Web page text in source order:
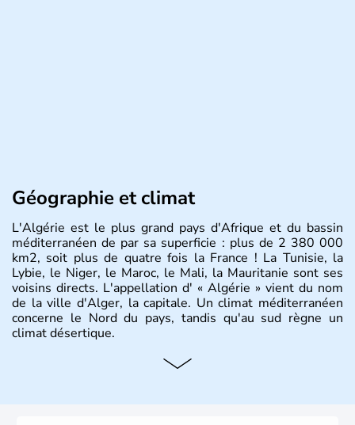
Géographie et climat
L'Algérie est le plus grand pays d'Afrique et du bassin
méditerranéen de par sa superficie : plus de 2 380 000
km2, soit plus de quatre fois la France ! La Tunisie, la
Lybie, le Niger, le Maroc, le Mali, la Mauritanie sont ses
voisins directs. L'appellation d' « Algérie » vient du nom
de la ville d'Alger, la capitale. Un climat méditerranéen
concerne le Nord du pays, tandis qu'au sud règne un
climat désertique.
Histoire et administration